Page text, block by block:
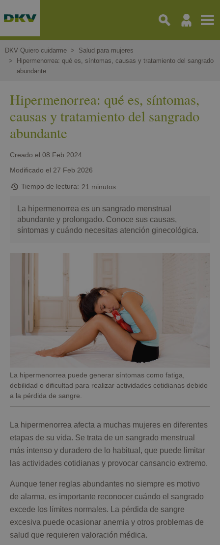
al
principal
DKV Quiero cuidarme
Salud para mujeres
Hipermenorrea: qué es, síntomas, causas y tratamiento del sangrado
abundante
Hipermenorrea: qué es, síntomas,
causas y tratamiento del sangrado
abundante
Creado el 08 Feb 2024
Modificado el 27 Feb 2026
Tiempo de lectura 21 minutos
La hipermenorrea es un sangrado menstrual
abundante y prolongado. Conoce sus causas,
síntomas y cuándo necesitas atención ginecológica.
Pie
de
foto
La hipermenorrea puede generar síntomas como fatiga,
debilidad o dificultad para realizar actividades cotidianas debido
a la pérdida de sangre.
La hipermenorrea afecta a muchas mujeres en diferentes
etapas de su vida. Se trata de un sangrado menstrual
más intenso y duradero de lo habitual, que puede limitar
las actividades cotidianas y provocar cansancio extremo.
Aunque tener reglas abundantes no siempre es motivo
de alarma, es importante reconocer cuándo el sangrado
excede los límites normales. La pérdida de sangre
excesiva puede ocasionar anemia y otros problemas de
salud que requieren valoración médica.